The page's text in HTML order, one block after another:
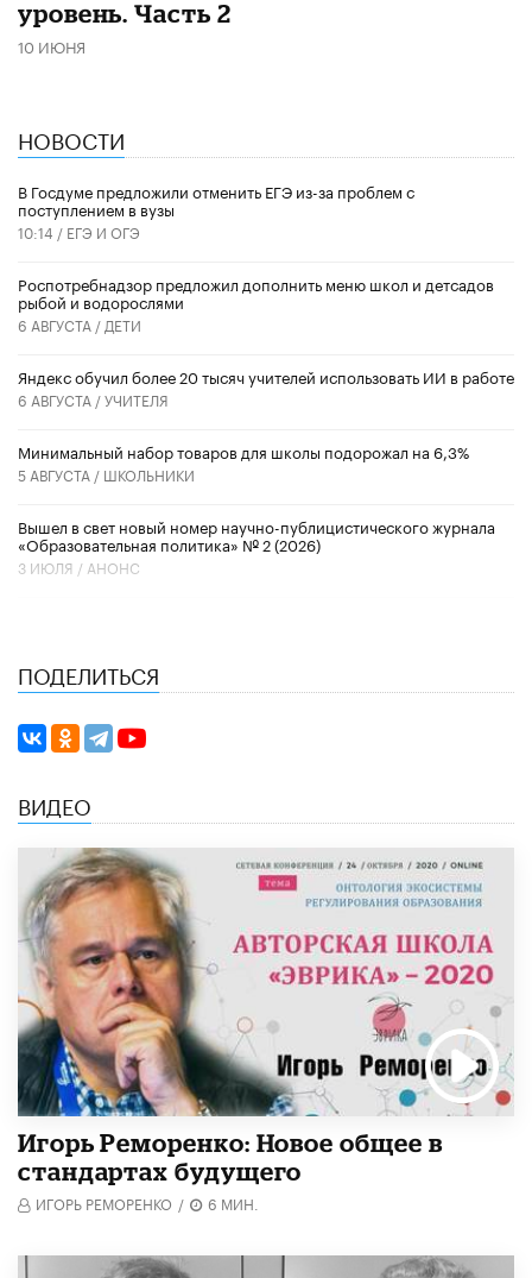
уровень. Часть 2
10 ИЮНЯ
НОВОСТИ
В Госдуме предложили отменить ЕГЭ из-за проблем с
поступлением в вузы
10:14 / ЕГЭ И ОГЭ
Роспотребнадзор предложил дополнить меню школ и детсадов
рыбой и водорослями
6 АВГУСТА / ДЕТИ
​Яндекс обучил более 20 тысяч учителей использовать ИИ в работе
6 АВГУСТА /УЧИТЕЛЯ
Минимальный набор товаров для школы подорожал на 6,3%
5 АВГУСТА / ШКОЛЬНИКИ
Вышел в свет новый номер научно-публицистического журнала
«Образовательная политика» № 2 (2026)
3 ИЮЛЯ / АНОНС
ПОДЕЛИТЬСЯ
ВИДЕО
Игорь Реморенко: Новое общее в
стандартах будущего
ИГОРЬ РЕМОРЕНКО / 6 МИН.